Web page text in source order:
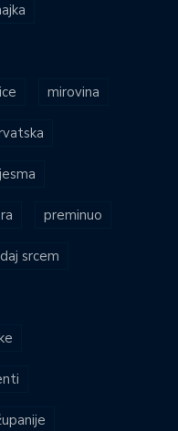
mirovina
preminuo
srcem